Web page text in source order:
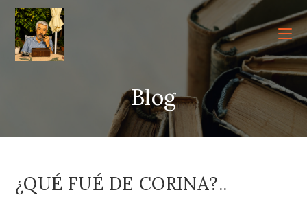
contenido
Blog
¿QUÉ FUÉ DE CORINA?..